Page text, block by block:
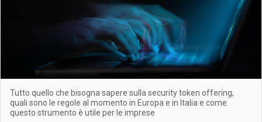
Tutto quello che bisogna sapere sulla security token offering,
quali sono le regole al momento in Europa e in Italia e come
questo strumento è utile per le imprese